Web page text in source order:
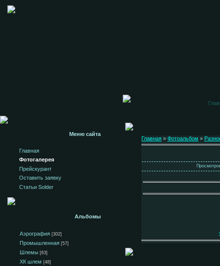
Меню сайта
Главная
Фотогалерея
Прейскурант
Оставить заявку
Статьи Solder
Альбомы
Аэрография [302]
Промышленная [57]
Шлемы [63]
ХК шлем [48]
Главная » Фотоальбом »